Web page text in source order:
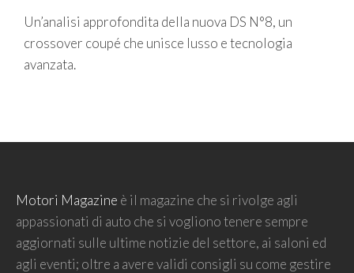
Un’analisi approfondita della nuova DS N°8, un
crossover coupé che unisce lusso e tecnologia
avanzata.
Motori Magazine è il magazine che si rivolge agli
appassionati di auto che si vogliono tenere sempre
aggiornati sulle ultime notizie del settore, ai saloni ed
agli eventi; oltre a avere validi consigli su come gestire